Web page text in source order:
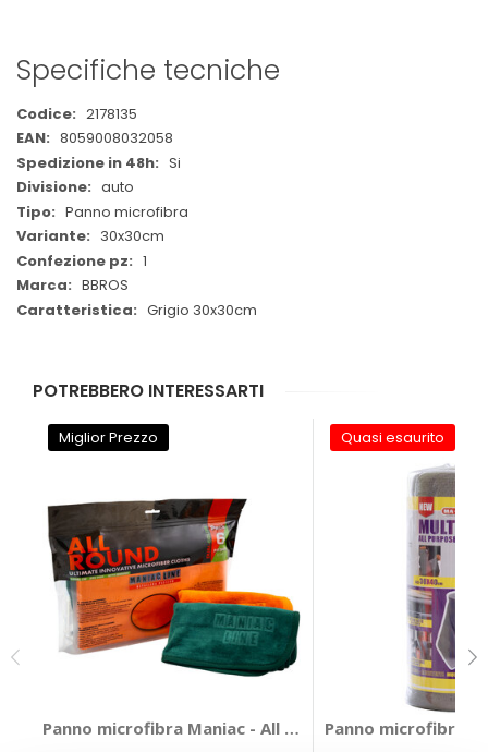
Specifiche tecniche
Maggiori
Informazioni
2178135
8059008032058
Si
auto
Panno microfibra
30x30cm
1
BBROS
Grigio 30x30cm
POTREBBERO INTERESSARTI
Miglior Prezzo
Panno microfibra Maniac - All Round Ultimate
Quasi esaurito
Panno microfibra